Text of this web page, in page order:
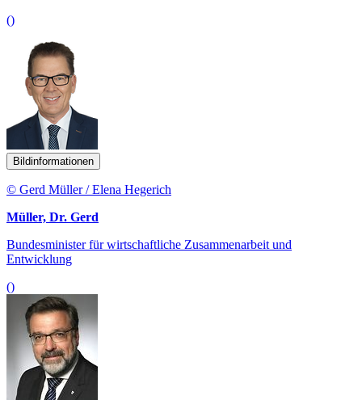
()
Bildinformationen
© Gerd Müller / Elena Hegerich
Müller, Dr. Gerd
Bundesminister für wirtschaftliche Zusammenarbeit und
Entwicklung
()